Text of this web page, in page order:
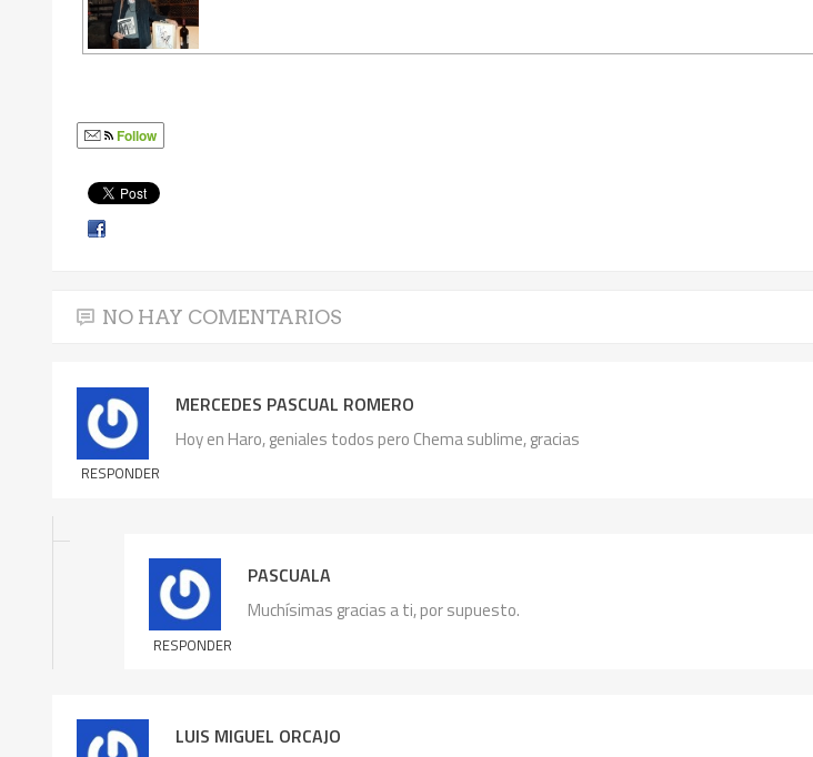
Follow
NO HAY COMENTARIOS
RESPONDER
MERCEDES PASCUAL ROMERO
Hoy en Haro, geniales todos pero Chema sublime, gracias
RESPONDER
PASCUALA
Muchísimas gracias a ti, por supuesto.
LUIS MIGUEL ORCAJO